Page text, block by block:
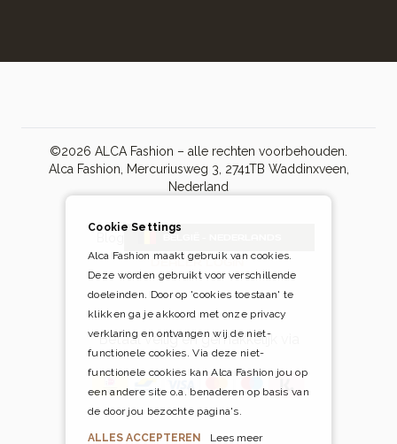
©2026 ALCA Fashion – alle rechten voorbehouden.
Alca Fashion, Mercuriusweg 3, 2741TB Waddinxveen,
Nederland
BELGIË - NEDERLANDS
DEALER LOGIN
Betaal veilig én gemakkelijk via
Cookie Settings
Alca Fashion maakt gebruik van cookies.
Deze worden gebruikt voor verschillende
doeleinden. Door op 'cookies toestaan' te
klikken ga je akkoord met onze privacy
verklaring en ontvangen wij de niet-
functionele cookies. Via deze niet-
functionele cookies kan Alca Fashion jou op
een andere site o.a. benaderen op basis van
de door jou bezochte pagina's.
ALLES ACCEPTEREN Lees meer